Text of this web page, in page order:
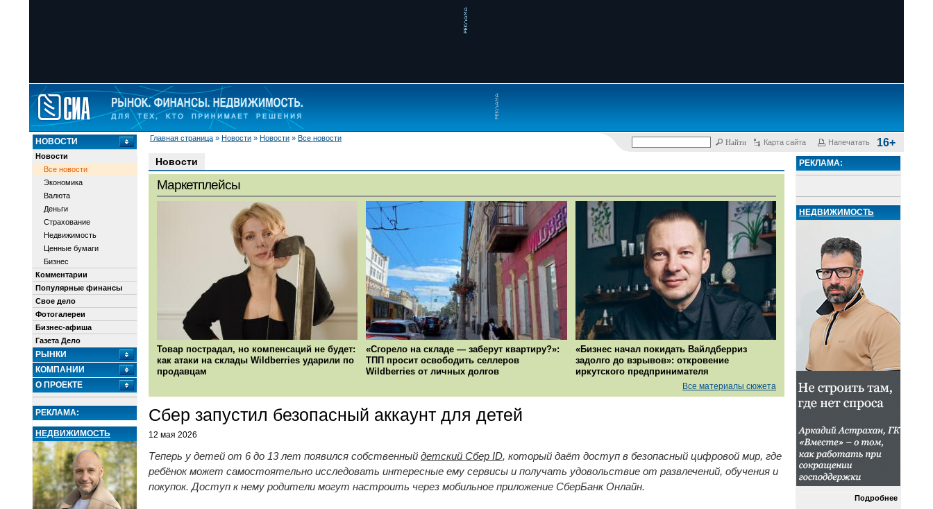
Главная страница » Новости » Новости » Все новости
Карта сайта Напечатать 16+
НОВОСТИ
Новости
Все новости
Экономика
Валюта
Деньги
Страхование
Недвижимость
Ценные бумаги
Бизнес
Комментарии
Популярные финансы
Свое дело
Фотогалереи
Бизнес-афиша
Газета Дело
РЫНКИ
КОМПАНИИ
О ПРОЕКТЕ
РЕКЛАМА:
НЕДВИЖИМОСТЬ
Новости
Маркетплейсы
Товар пострадал, но компенсаций не будет:
как атаки на склады Wildberries ударили по
продавцам
«Сгорело на складе — заберут квартиру?»:
ТПП просит освободить селлеров
Wildberries от личных долгов
«Бизнес начал покидать Вайлдберриз
задолго до взрывов»: откровение
иркутского предпринимателя
Все материалы сюжета
Сбер запустил безопасный аккаунт для детей
12 мая 2026
Теперь у детей от 6 до 13 лет появился собственный детский Сбер ID, который даёт доступ в безопасный цифровой мир, где
ребёнок может самостоятельно исследовать интересные ему сервисы и получать удовольствие от развлечений, обучения и
покупок. Доступ к нему родители могут настроить через мобильное приложение СберБанк Онлайн.
РЕКЛАМА:
НЕДВИЖИМОСТЬ
Подробнее